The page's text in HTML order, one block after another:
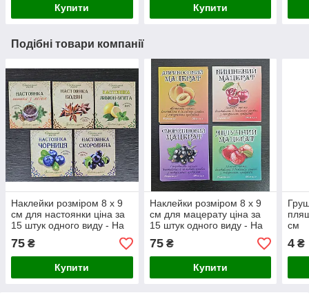
Купити Купити
Подібні товари компанії
Наклейки розміром 8 х 9
см для настоянки ціна за
15 штук одного виду - На
замовлення! Зображення
уточнюйте!
75 ₴
Купити
Наклейки розміром 8 х 9
см для мацерату ціна за
15 штук одного виду - На
замовлення! Зображення
уточнюйте!
75₴
Купити
см
4 ₴